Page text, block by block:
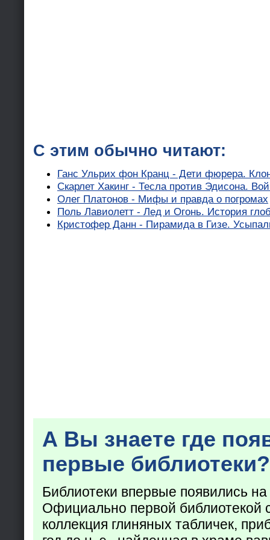
С этим обычно читают:
Ганс Ульрих фон Кранц - Дети фюрера.
Скарлет Хакинг - Тесла против Эдисона.
Олег Платонов - Мифы и правда о погромах
Поль Лавиолетт - Лед и Огонь. История
Кристофер Данн - Пирамида в Гизе.
А Вы знаете где
первые библиотеки?
Библиотеки впервые появились
Официально первой библиотекой
коллекция глиняных табличек,